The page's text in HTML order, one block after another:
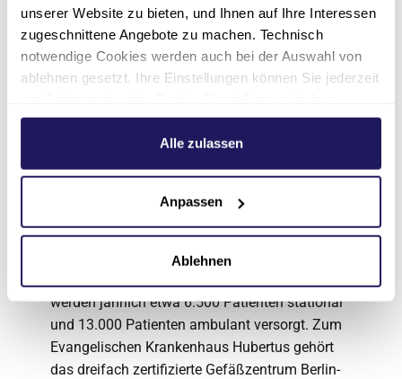
unserer Website zu bieten, und Ihnen auf Ihre Interessen
zugeschnittene Angebote zu machen. Technisch
notwendige Cookies werden auch bei der Auswahl von
ablehnen gesetzt. Ihre Einstellungen können Sie jederzeit
Weitere Informationen hierzu finden Sie in unserer
.Alle zulassen
Anpassen
Ablehnen
Über das Evangelische
Krankenhaus Hubertus
Das Evangelische Krankenhaus Hubertus in
Berlin-Zehlendorf, ein Unternehmen der
Johannesstift Diakonie, ist Akademisches
Universitätsmedizin Berlin und Mitgliedshaus
der Wannsee-Schule für Gesundheitsberufe. In
dem 1931 gegründeten Krankenhaus der
werden jährlich etwa 6.500 Patienten stationär
und 13.000 Patienten ambulant versorgt. Zum
Evangelischen Krankenhaus Hubertus gehört
das dreifach zertifizierte Gefäßzentrum Berlin-